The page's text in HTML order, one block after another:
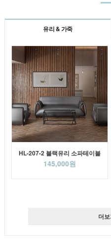
유리 & 가죽
HL-207-2 블랙유리 소파테이블
145,000원
더